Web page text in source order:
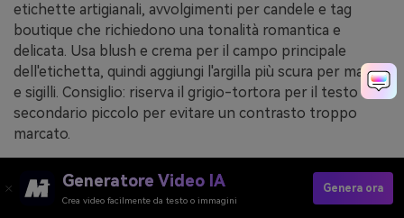
etichette artigianali, avvolgimenti per candele e tag
boutique che richiedono una tonalità romantica e
delicata. Usa blush e crema per il campo principale
dell'etichetta, quindi aggiungi l'argilla più scura per marchi
e sigilli. Consiglio: riserva il grigio-tortora per il testo
secondario piccolo per evitare un contrasto troppo
marcato.
media.ioGeneratore Video IA
Crea video facilmente da testo o immagini
Genera ora